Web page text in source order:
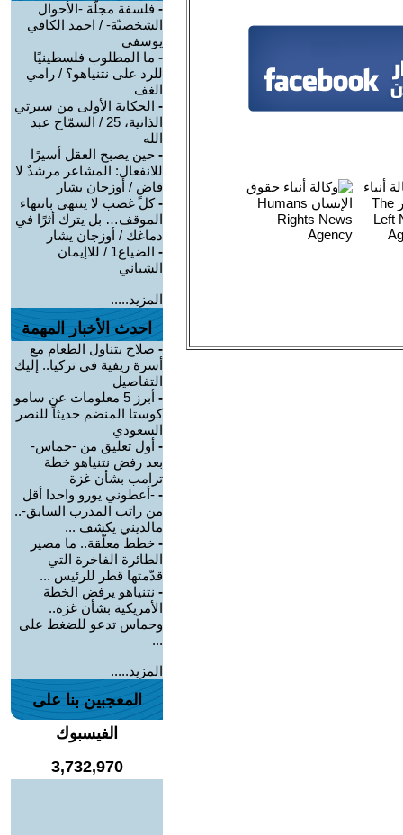
- فلسفة مجلّة -الأحوال
الشخصيّة- / احمد الكافي
يوسفي
- ما المطلوب فلسطينيًا
للرد على نتنياهو؟ / رامي
الغف
- الحكاية الأولى من سيرتي
الذاتية، 25 / السمّاح عبد
الله
- حين يصبح العقل أسيرًا
للانفعال: المشاعر مرشدٌ لا
قاضٍ / أوزجان يشار
-كل غضب لا ينتهي بانتهاء
الموقف… بل يترك أثرًا في
دماغك / أوزجان يشار
-
الضياع1 / للاإيمان
الشباني
المزيد.....
احدث الأخبار المهمة
- صلاح يتناول الطعام مع
أسرة ريفية في تركيا.. إليك
التفاصيل
-
أبرز 5 معلومات عن سامو
كوستا المنضم حديثاً للنصر
السعودي
- أول تعليق من -حماس-
بعد رفض نتنياهو خطة
ترامب بشأن غزة
- -أعطوني يورو واحدا أقل
من راتب المدرب السابق-..
مالديني يكشف ...
- خطط معلّقة.. ما مصير
الطائرة الفاخرة التي
قدّمتها قطر للرئيس ...
- نتنياهو يرفض الخطة
الأمريكية بشأن غزة..
وحماس تدعو للضغط على
...
المزيد.....
المعجبين بنا على
الفيسبوك
3,732,970